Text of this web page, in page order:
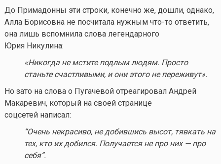
До Примадонны эти строки, конечно же, дошли, однако,
Алла Борисовна не посчитала нужным что-то ответить,
она лишь вспомнила слова легендарного
Юрия Никулина:
«Никогда не мстите подлым людям. Просто
станьте счастливыми, и они этого не переживут».
Но зато на слова о Пугачевой отреагировал Андрей
Макаревич, который на своей странице
соцсетей написал:
“Очень некрасиво, не добившись высот, тявкать на
тех, кто их добился. Получается не про них — про
себя”.